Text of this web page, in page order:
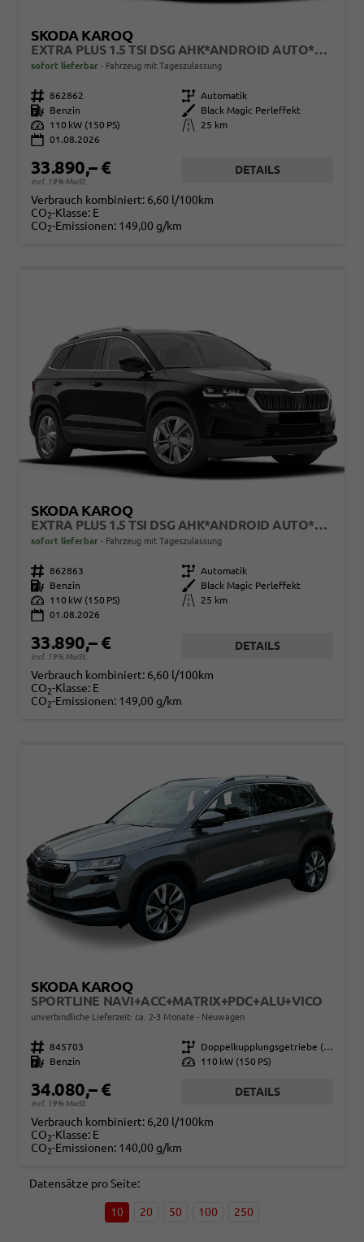
SKODA KAROQ
EXTRA PLUS 1.5 TSI DSG AHK*ANDROID AUTO*MATRIX*E-HECK*SHZ*ACC*KEYLESS*KAMERA*17" LM* 2Z KLIMAAUTO*SUNSET
sofort lieferbar Fahrzeug mit Tageszulassung
Fahrzeugnr. 862862 Getriebe
Automatik
Kraftstoff
Benzin Außenfarbe
Black Magic Perleffekt
Leistung
110 kW (150 PS) Kilometerstand
25 km
01.08.2026
33.890,– €
incl. 19% MwSt.
DETAILS
Verbrauch kombiniert: 6,60 l/100km
CO2-Klasse: E
CO2-Emissionen: 149,00 g/km
SKODA KAROQ
EXTRA PLUS 1.5 TSI DSG AHK*ANDROID AUTO*MATRIX*E-HECK*SHZ*ACC*KEYLESS*KAMERA*17" LM* 2Z KLIMAAUTO*SUNSET
sofort lieferbar Fahrzeug mit Tageszulassung
Fahrzeugnr. 862863 Getriebe Automatik
Kraftstoff
Benzin Außenfarbe
Black Magic Perleffekt
Leistung
110 kW (150 PS) Kilometerstand
25 km
01.08.2026
33.890,– €
incl. 19% MwSt.
DETAILS
Verbrauch kombiniert: 6,60 l/100km
CO2-Klasse: E
CO2-Emissionen: 149,00 g/km
SKODA KAROQ
SPORTLINE NAVI+ACC+MATRIX+PDC+ALU+VICO
unverbindliche Lieferzeit: ca. 2-3 Monate Neuwagen
Fahrzeugnr. 845703 Getriebe
Doppelkupplungsgetriebe (DSG)
Kraftstoff
Benzin Leistung 110 kW (150 PS)
34.080,– €
incl. 19% MwSt.
DETAILS
Verbrauch kombiniert: 6,20 l/100km
CO2-Klasse: E
CO2-Emissionen: 140,00 g/km
Datensätze pro Seite:
10 20 50 100 250